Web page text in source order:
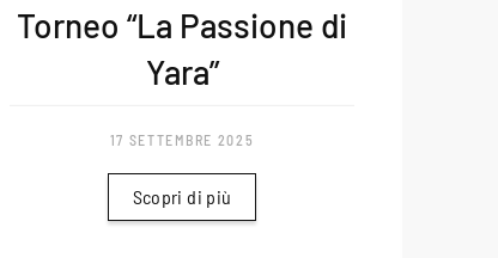
Torneo “La Passione di
Yara”
17 SETTEMBRE 2025
Scopri di più